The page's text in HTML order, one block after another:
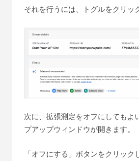
それを行うには、トグルをクリッ
次に、拡張測定をオフにしてもよ
プアップウィンドウが開きます。
「オフにする」ボタンをクリック